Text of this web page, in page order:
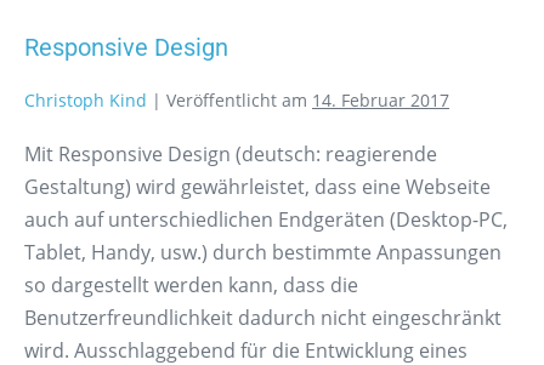
Responsive Design
Christoph Kind | Veröffentlicht am 14. Februar 2017
Mit Responsive Design (deutsch: reagierende
Gestaltung) wird gewährleistet, dass eine Webseite
auch auf unterschiedlichen Endgeräten (Desktop-PC,
Tablet, Handy, usw.) durch bestimmte Anpassungen
so dargestellt werden kann, dass die
Benutzerfreundlichkeit dadurch nicht eingeschränkt
wird. Ausschlaggebend für die Entwicklung eines